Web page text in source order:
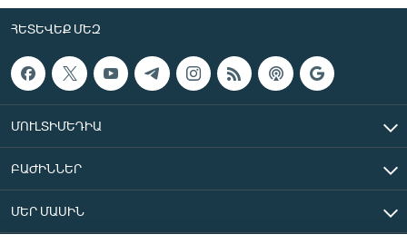
ՀԵՏԵՎԵՔ ՄԵԶ
ՄՈՒԼՏԻՄԵԴԻԱ
ԲԱԺԻՆՆԵՐ
ՄԵՐ ՄԱՍԻՆ